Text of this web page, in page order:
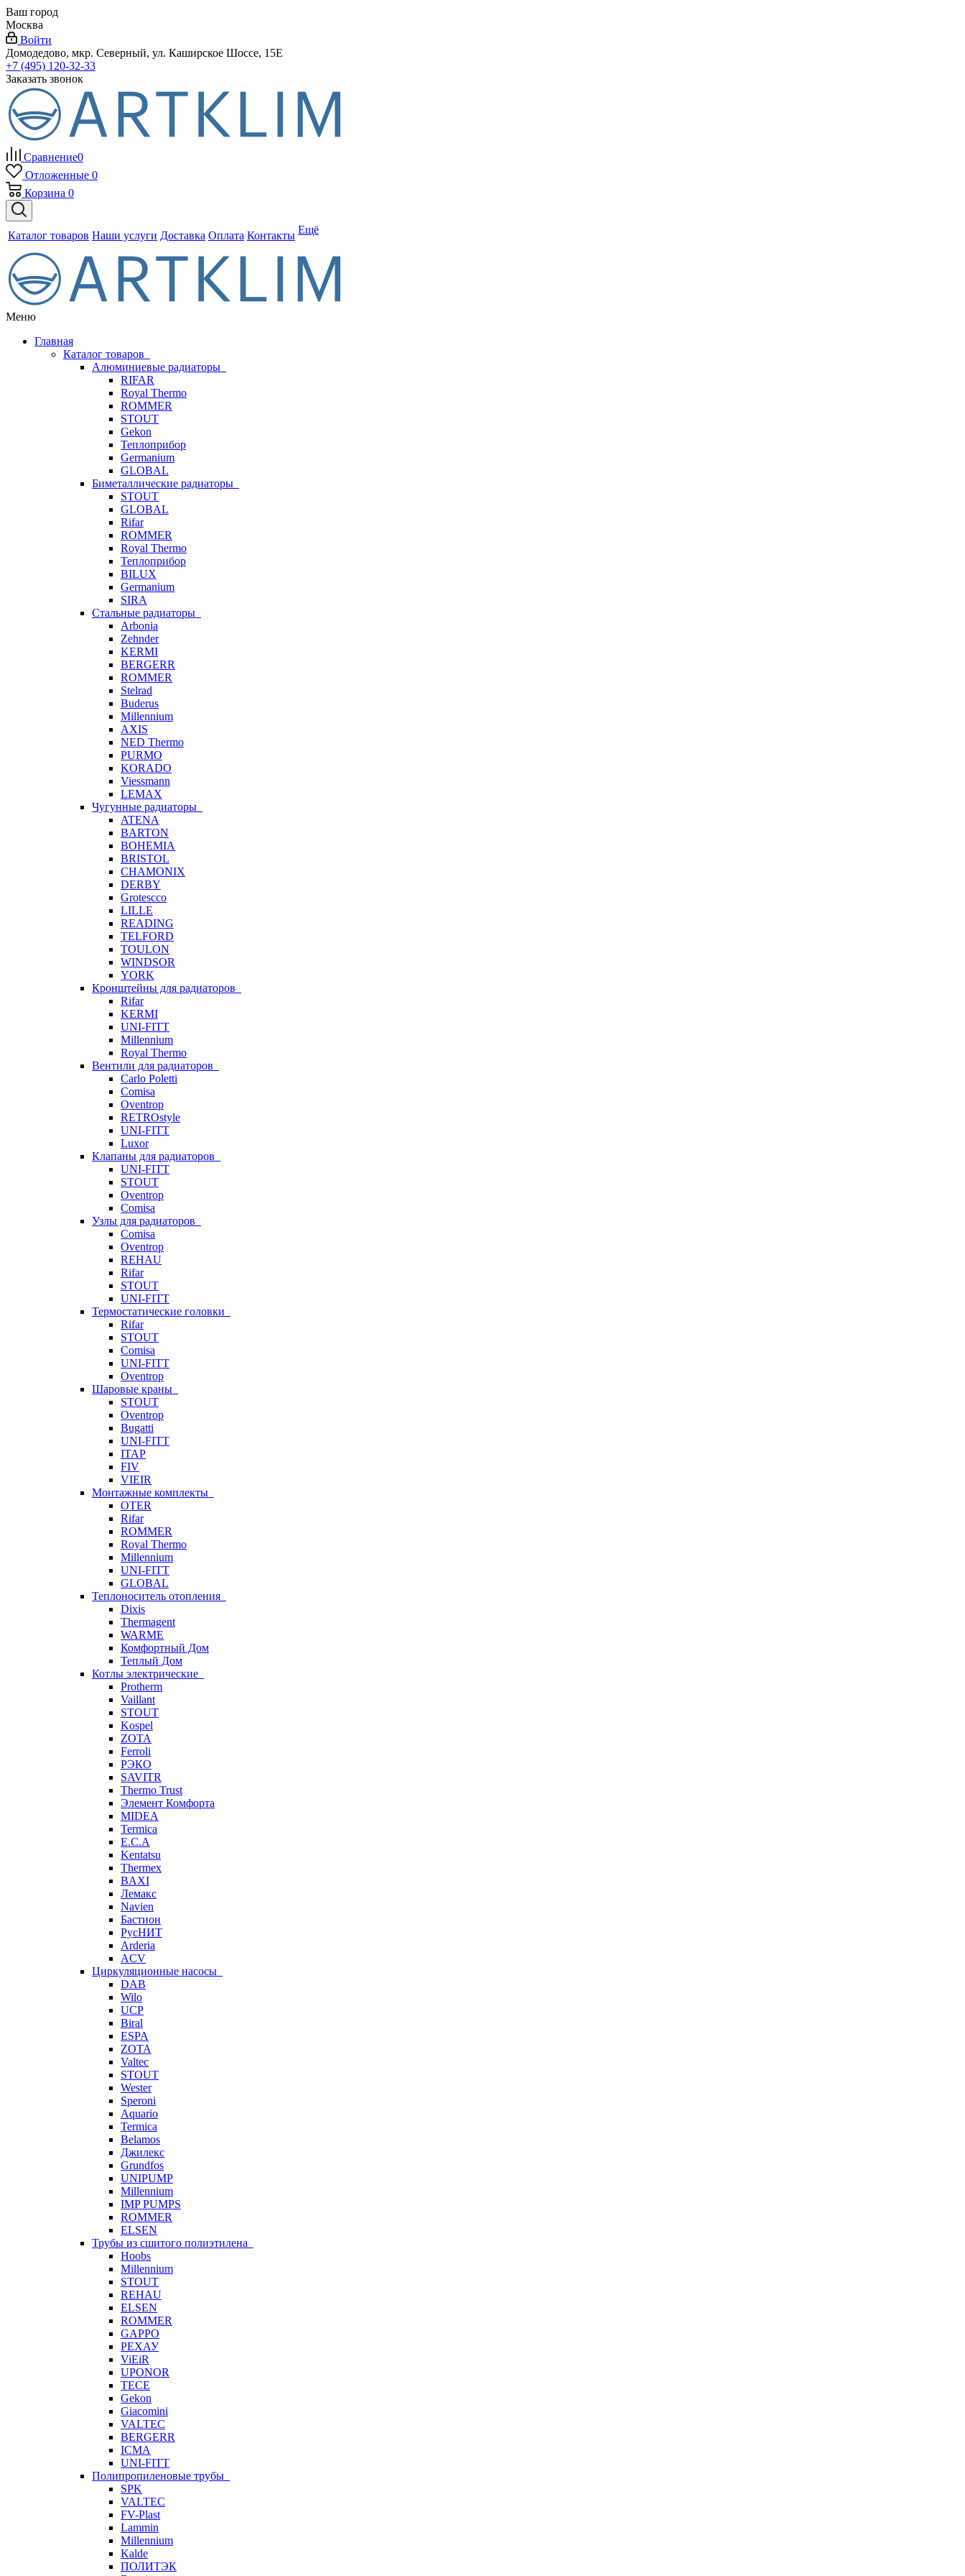
Ваш город
Москва
Войти
Домодедово, мкр. Северный, ул. Каширское Шоссе, 15Е
+7 (495) 120-32-33
Заказать звонок
Сравнение0
Отложенные 0
Корзина 0
Каталог товаров Наши услуги Доставка Оплата Контакты Ещё
Меню
Главная
Каталог товаров
Алюминиевые радиаторы
RIFAR
Royal Thermo
ROMMER
STOUT
Gekon
Теплоприбор
Germanium
GLOBAL
Биметаллические радиаторы
STOUT
GLOBAL
Rifar
ROMMER
Royal Thermo
Теплоприбор
BILUX
Germanium
SIRA
Стальные радиаторы
Arbonia
Zehnder
KERMI
BERGERR
ROMMER
Stelrad
Buderus
Millennium
AXIS
NED Thermo
PURMO
KORADO
Viessmann
LEMAX
Чугунные радиаторы
ATENA
BARTON
BOHEMIA
BRISTOL
CHAMONIX
DERBY
Grotescco
LILLE
READING
TELFORD
TOULON
WINDSOR
YORK
Кронштейны для радиаторов
Rifar
KERMI
UNI-FITT
Millennium
Royal Thermo
Вентили для радиаторов
Carlo Poletti
Comisa
Oventrop
RETROstyle
UNI-FITT
Luxor
Клапаны для радиаторов
UNI-FITT
STOUT
Oventrop
Comisa
Узлы для радиаторов
Comisa
Oventrop
REHAU
Rifar
STOUT
UNI-FITT
Термостатические головки
Rifar
STOUT
Comisa
UNI-FITT
Oventrop
Шаровые краны
STOUT
Oventrop
Bugatti
UNI-FITT
ITAP
FIV
VIEIR
Монтажные комплекты
OTER
Rifar
ROMMER
Royal Thermo
Millennium
UNI-FITT
GLOBAL
Теплоноситель отопления
Dixis
Thermagent
WARME
Комфортный Дом
Теплый Дом
Котлы электрические
Protherm
Vaillant
STOUT
Kospel
ZOTA
Ferroli
РЭКО
SAVITR
Thermo Trust
Элемент Комфорта
MIDEA
Termica
E.C.A
Kentatsu
Thermex
BAXI
Лемакс
Navien
Бастион
РусНИТ
Arderia
ACV
Циркуляционные насосы
DAB
Wilo
UCP
Biral
ESPA
ZOTA
Valtec
STOUT
Wester
Speroni
Aquario
Termica
Belamos
Джилекс
Grundfos
UNIPUMP
Millennium
IMP PUMPS
ROMMER
ELSEN
Трубы из сшитого полиэтилена
Hoobs
Millennium
STOUT
REHAU
ELSEN
ROMMER
GAPPO
РЕХАУ
ViEiR
UPONOR
TECE
Gekon
Giacomini
VALTEC
BERGERR
ICMA
UNI-FITT
Полипропиленовые трубы
SPK
VALTEC
FV-Plast
Lammin
Millennium
Kalde
ПОЛИТЭК